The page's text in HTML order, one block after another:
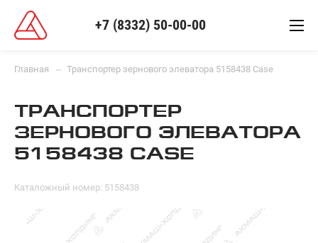
+7 (8332) 50-00-00
Главная Транспортер зернового элеватора 5158438 Case
ТРАНСПОРТЕР
ЗЕРНОВОГО ЭЛЕВАТОРА
5158438 CASE
Каталожный номер: 5158438